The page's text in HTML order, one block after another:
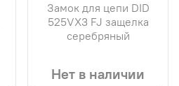
Замок для цепи DID
525VX3 FJ защелка
серебряный
Нет в наличии